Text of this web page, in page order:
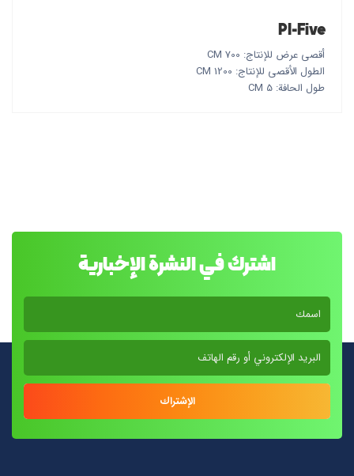
PI-Five
أقصى عرض للإنتاج: 700 CM
الطول الأقصى للإنتاج: 1200 CM
طول الحافة: 5 CM
اشترك في النشرة الإخبارية
الإشتراك